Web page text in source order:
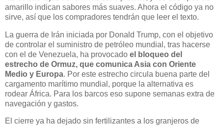
amarillo indican sabores más suaves. Ahora el código ya no
sirve, así que los compradores tendrán que leer el texto.
La guerra de Irán iniciada por Donald Trump, con el objetivo
de controlar el suministro de petróleo mundial, tras hacerse
con el de Venezuela, ha provocado el bloqueo del
estrecho de Ormuz, que comunica Asia con Oriente
Medio y Europa. Por este estrecho circula buena parte del
cargamento marítimo mundial, porque la alternativa es
rodear África. Para los barcos eso supone semanas extra de
navegación y gastos.
El cierre ya ha dejado sin fertilizantes a los granjeros de